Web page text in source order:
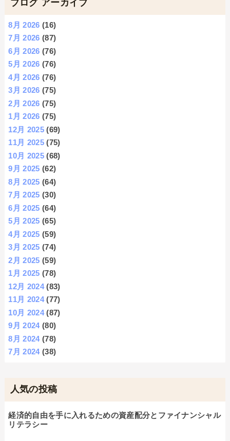
ブログ アーカイブ
8月 2026 (16)
7月 2026 (87)
6月 2026 (76)
5月 2026 (76)
4月 2026 (76)
3月 2026 (75)
2月 2026 (75)
1月 2026 (75)
12月 2025 (69)
11月 2025 (75)
10月 2025 (68)
9月 2025 (62)
8月 2025 (64)
7月 2025 (30)
6月 2025 (64)
5月 2025 (65)
4月 2025 (59)
3月 2025 (74)
2月 2025 (59)
1月 2025 (78)
12月 2024(83)
11月 2024(77)
10月 2024(87)
9月 2024(80)
8月 2024(78)
7月 2024(38)
人気の投稿
経済的自由を手に入れるための資産配分とファイナンシャル
リテラシー